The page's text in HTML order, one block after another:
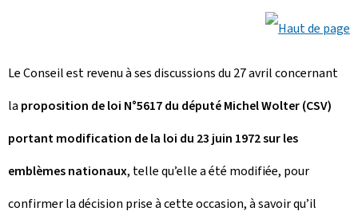
Le Conseil est revenu à ses discussions du 27 avril concernant
la proposition de loi N°5617 du député Michel Wolter (CSV)
portant modification de la loi du 23 juin 1972 sur les
emblèmes nationaux, telle qu’elle a été modifiée, pour
confirmer la décision prise à cette occasion, à savoir qu’il